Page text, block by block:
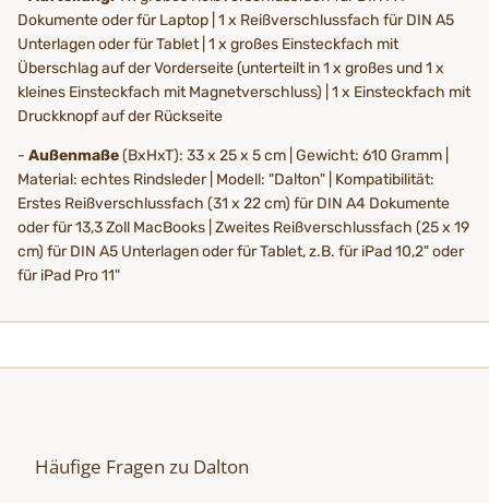
Dokumente oder für Laptop | 1 x Reißverschlussfach für DIN A5
Unterlagen oder für Tablet | 1 x großes Einsteckfach mit
Überschlag auf der Vorderseite (unterteilt in 1 x großes und 1 x
kleines Einsteckfach mit Magnetverschluss) | 1 x Einsteckfach mit
Druckknopf auf der Rückseite
- Außenmaße(BxHxT): 33 x 25 x 5 cm | Gewicht: 610 Gramm |
Material: echtes Rindsleder | Modell: "Dalton" | Kompatibilität:
Erstes Reißverschlussfach (31 x 22 cm) für DIN A4 Dokumente
oder für 13,3 Zoll MacBooks | Zweites Reißverschlussfach (25 x 19
cm) für DIN A5 Unterlagen oder für Tablet, z.B. für iPad 10,2" oder
für iPad Pro 11"
Häufige Fragen zu Dalton